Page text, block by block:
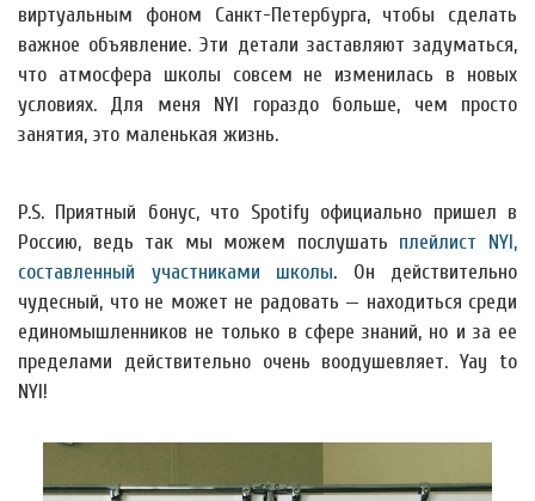
виртуальным фоном Санкт-Петербурга, чтобы сделать
важное объявление. Эти детали заставляют задуматься,
что атмосфера школы совсем не изменилась в новых
условиях. Для меня NYI гораздо больше, чем просто
занятия, это маленькая жизнь.
P.S. Приятный бонус, что Spotify официально пришел в
Россию, ведь так мы можем послушать плейлист NYI,
составленный участниками школы. Он действительно
чудесный, что не может не радовать — находиться среди
единомышленников не только в сфере знаний, но и за ее
пределами действительно очень воодушевляет. Yay to
NYI!